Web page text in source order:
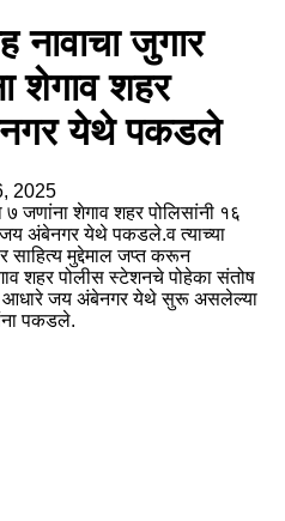
नावाचा जुगार
शेगाव शहर
येथे पकडले
2025
७ जणांना शेगाव शहर पोलिसांनी १६
जय अंबेनगर येथे पकडले.व त्याच्या
साहित्य मुद्देमाल जप्त करून
शहर पोलीस स्टेशनचे पोहेका संतोष
आधारे जय अंबेनगर येथे सुरू असलेल्या
पकडले.